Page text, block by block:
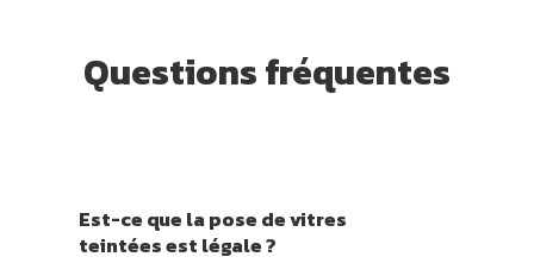
Questions fréquentes
Est-ce que la pose de vitres
teintées est légale ?